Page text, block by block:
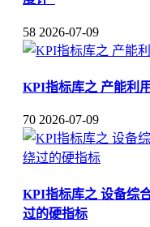
58 2026-07-09
KPI指标库之 产能利
70 2026-07-09
KPI指标库之 设备综
过的硬指标